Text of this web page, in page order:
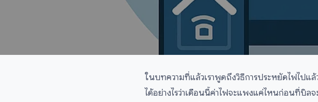
ในบทความที่แล้วเราพูดถึงวิธีการประหยัดไฟไปแล้ว
ได้อย่างไรว่าเดือนนี้ค่าไฟจะแพงแค่ไหนก่อนที่บิล